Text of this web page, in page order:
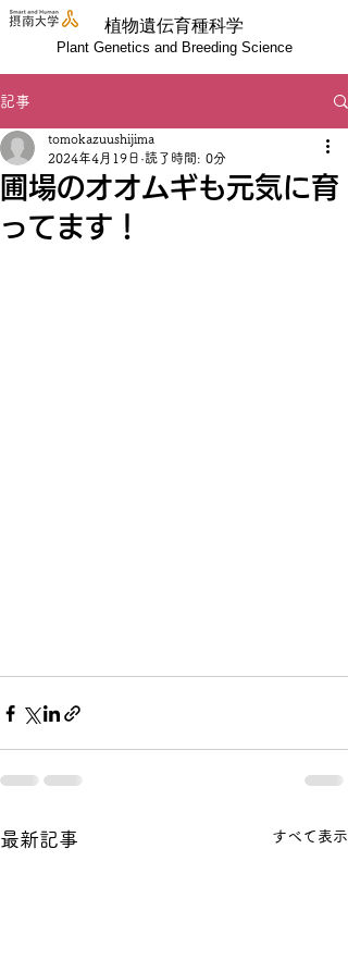
植物遺伝育種科学
Plant Genetics and Breeding Science
記事
圃場のオオムギも元気に育
ってます！
tomokazuushijima
2024年4月19日 読了時間: 0分
最新記事 すべて表示